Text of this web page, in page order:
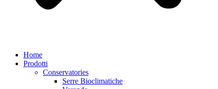
Home
Prodotti
Conservatories
Serre Bioclimatiche